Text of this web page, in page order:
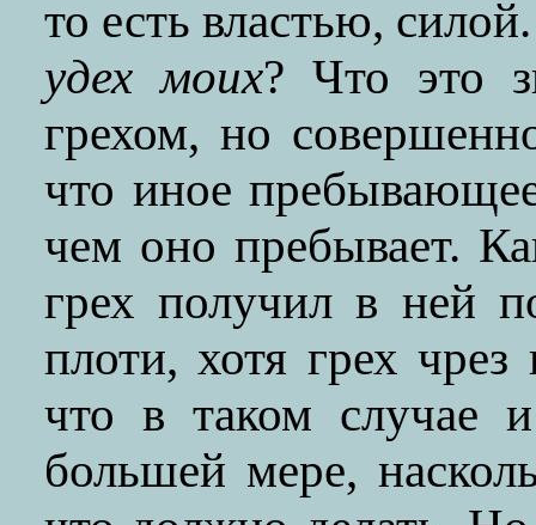
то есть властью,
удех моих? Что это
грехом, но
что иное
чем оно пребывает.
грех получил в ней
плоти, хотя грех
что в таком случае
большей мере,